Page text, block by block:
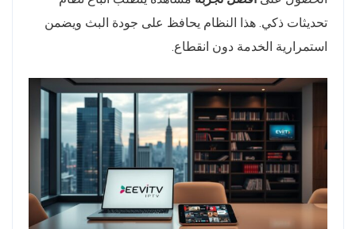
تحديثات ذكي. هذا النظام يحافظ على جودة البث ويضمن
استمرارية الخدمة دون انقطاع.